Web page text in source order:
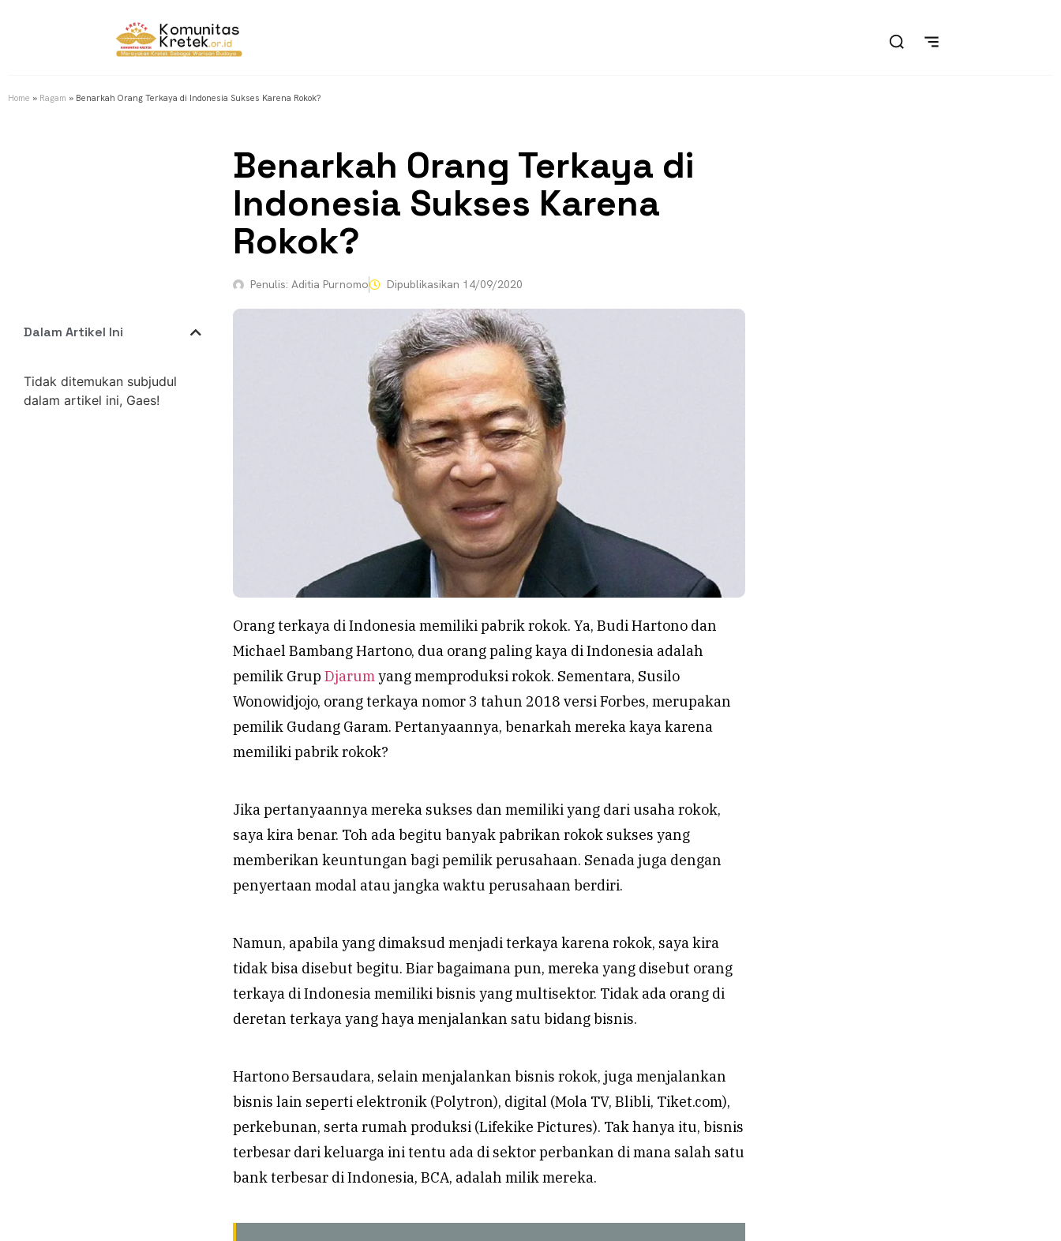
Home » Ragam » Benarkah Orang Terkaya di Indonesia Sukses Karena Rokok?
Benarkah Orang Terkaya di
Indonesia Sukses Karena
Rokok?
Penulis: Aditia Purnomo Dipublikasikan 14/09/2020
Dalam Artikel Ini
Tidak ditemukan subjudul
dalam artikel ini, Gaes!
Orang terkaya di Indonesia memiliki pabrik rokok. Ya, Budi Hartono dan
Michael Bambang Hartono, dua orang paling kaya di Indonesia adalah
pemilik Grup Djarumyang memproduksi rokok. Sementara, Susilo
Wonowidjojo, orang terkaya nomor 3 tahun 2018 versi Forbes, merupakan
pemilik Gudang Garam. Pertanyaannya, benarkah mereka kaya karena
memiliki pabrik rokok?
Jika pertanyaannya mereka sukses dan memiliki yang dari usaha rokok,
saya kira benar. Toh ada begitu banyak pabrikan rokok sukses yang
memberikan keuntungan bagi pemilik perusahaan. Senada juga dengan
penyertaan modal atau jangka waktu perusahaan berdiri.
Namun, apabila yang dimaksud menjadi terkaya karena rokok, saya kira
tidak bisa disebut begitu. Biar bagaimana pun, mereka yang disebut orang
terkaya di Indonesia memiliki bisnis yang multisektor. Tidak ada orang di
deretan terkaya yang haya menjalankan satu bidang bisnis.
Hartono Bersaudara, selain menjalankan bisnis rokok, juga menjalankan
bisnis lain seperti elektronik (Polytron), digital (Mola TV, Blibli, Tiket.com),
perkebunan, serta rumah produksi (Lifekike Pictures). Tak hanya itu, bisnis
terbesar dari keluarga ini tentu ada di sektor perbankan di mana salah satu
bank terbesar di Indonesia, BCA, adalah milik mereka.